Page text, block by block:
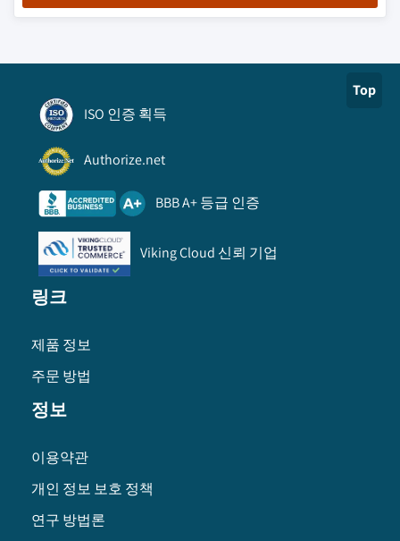
Top
ISO 인증 획득
Authorize.net
BBB A+ 등급 인증
Viking Cloud 신뢰 기업
링크
제품 정보
주문 방법
정보
이용약관
개인 정보 보호 정책
연구 방법론